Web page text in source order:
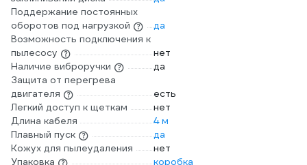
Поддержание постоянных
оборотов под нагрузкой
да
Возможность подключения к
пылесосу
нет
Наличие виброручки
да
Защита от перегрева
двигателя
есть
Легкий доступ к щеткам
нет
Длина кабеля
4 м
Плавный пуск
да
Кожух для пылеудаления
нет
Упаковка
коробка